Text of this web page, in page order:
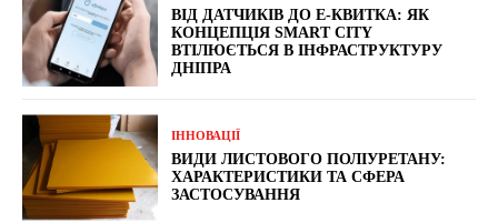
ВІД ДАТЧИКІВ ДО Е-КВИТКА: ЯК
КОНЦЕПЦІЯ SMART CITY
ВТІЛЮЄТЬСЯ В ІНФРАСТРУКТУРУ
ДНІПРА
ІННОВАЦІЇ
ВИДИ ЛИСТОВОГО ПОЛІУРЕТАНУ:
ХАРАКТЕРИСТИКИ ТА СФЕРА
ЗАСТОСУВАННЯ